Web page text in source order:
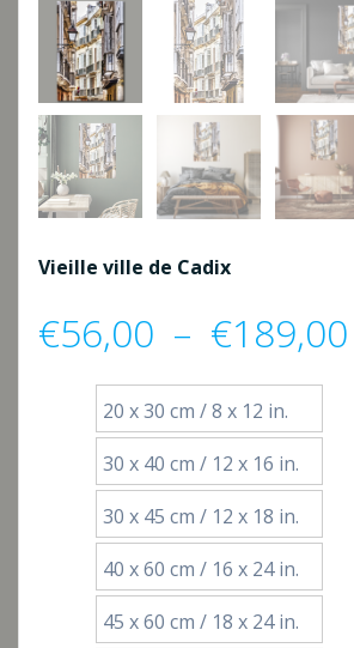
Vieille ville de Cadix
€56,00 – €189,00
20 x 30 cm / 8 x 12 in.
30 x 40 cm / 12 x 16 in.
30 x 45 cm / 12 x 18 in.
40 x 60 cm / 16 x 24 in.
45 x 60 cm / 18 x 24 in.